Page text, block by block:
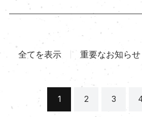
全てを表示 重要なお知らせ
1 2 3